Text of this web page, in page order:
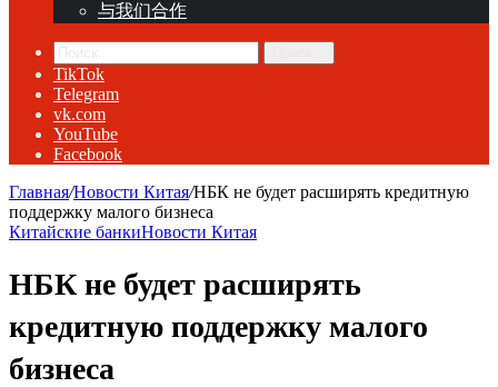
与我们合作
TikTok
Telegram
vk.com
YouTube
Facebook
Главная/Новости Китая/НБК не будет расширять кредитную
поддержку малого бизнеса
Китайские банкиНовости Китая
НБК не будет расширять
кредитную поддержку малого
бизнеса